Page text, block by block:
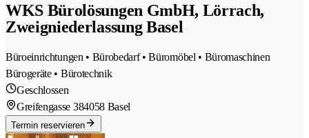
WKS Bürolösungen GmbH, Lörrach,
Zweigniederlassung Basel
Büroeinrichtungen • Bürobedarf • Büromöbel • Büromaschinen
Bürogeräte • Bürotechnik
Geschlossen
Greifengasse 384058 Basel
Termin reservieren